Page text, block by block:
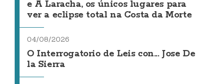
e A Laracha, os únicos lugares para
ver a eclipse total na Costa da Morte
04/08/2026
O Interrogatorio de Leis con... Jose De
la Sierra